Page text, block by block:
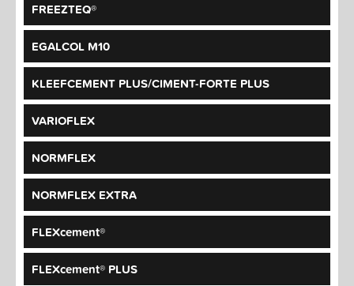
FREEZTEQ®
EGALCOL M10
KLEEFCEMENT PLUS/CIMENT-FORTE PLUS
VARIOFLEX
NORMFLEX
NORMFLEX EXTRA
FLEXcement®
FLEXcement® PLUS